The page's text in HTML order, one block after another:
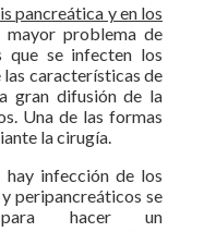
pancreática y en los
mayor problema de
que se infecten los
las características de
gran difusión de la
Una de las formas
la cirugía.
hay infección de los
peripancreáticos se
hacer un